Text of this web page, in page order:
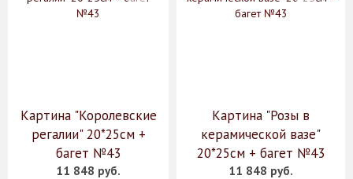
Картина "Королевские
регалии" 20*25см +
багет №43
11 848 руб.
Картина "Розы в
керамической вазе"
20*25см + багет №43
11 848 руб.